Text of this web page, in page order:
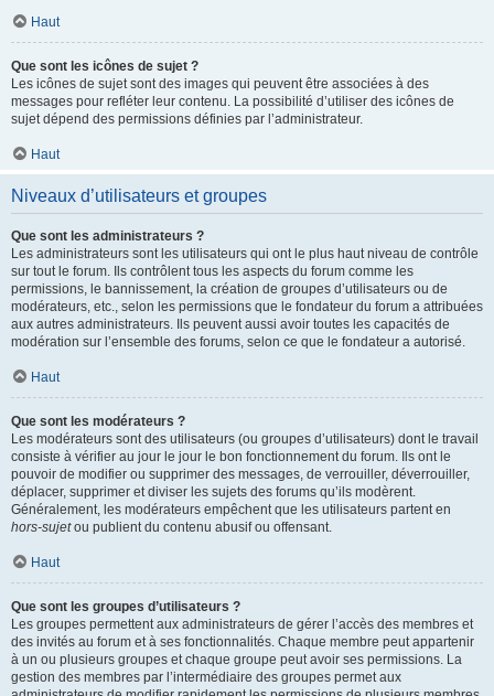
Haut
Que sont les icônes de sujet ?
Les icônes de sujet sont des images qui peuvent être associées à des
messages pour refléter leur contenu. La possibilité d’utiliser des icônes de
sujet dépend des permissions définies par l’administrateur.
Haut
Niveaux d’utilisateurs et groupes
Que sont les administrateurs ?
Les administrateurs sont les utilisateurs qui ont le plus haut niveau de contrôle
sur tout le forum. Ils contrôlent tous les aspects du forum comme les
permissions, le bannissement, la création de groupes d’utilisateurs ou de
modérateurs, etc., selon les permissions que le fondateur du forum a attribuées
aux autres administrateurs. Ils peuvent aussi avoir toutes les capacités de
modération sur l’ensemble des forums, selon ce que le fondateur a autorisé.
Haut
Que sont les modérateurs ?
Les modérateurs sont des utilisateurs (ou groupes d’utilisateurs) dont le travail
consiste à vérifier au jour le jour le bon fonctionnement du forum. Ils ont le
pouvoir de modifier ou supprimer des messages, de verrouiller, déverrouiller,
déplacer, supprimer et diviser les sujets des forums qu’ils modèrent.
Généralement, les modérateurs empêchent que les utilisateurs partent en
hors-sujetou publient du contenu abusif ou offensant.
Haut
Que sont les groupes d’utilisateurs ?
Les groupes permettent aux administrateurs de gérer l’accès des membres et
des invités au forum et à ses fonctionnalités. Chaque membre peut appartenir
à un ou plusieurs groupes et chaque groupe peut avoir ses permissions. La
gestion des membres par l’intermédiaire des groupes permet aux